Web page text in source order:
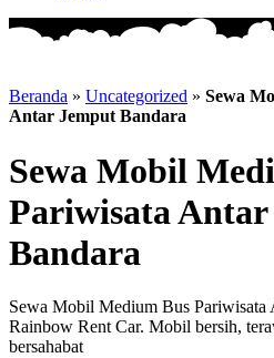
Beranda » Uncategorized » Sewa
Antar Jemput Bandara
Sewa Mobil
Pariwisata
Bandara
Sewa Mobil Medium Bus Pariwisata
Rainbow Rent Car. Mobil bersih,
bersahabat